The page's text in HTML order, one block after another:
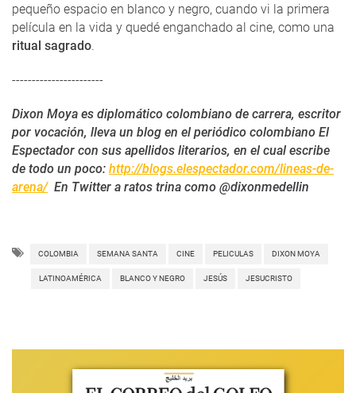
pequeño espacio en blanco y negro, cuando vi la primera
película en la vida y quedé enganchado al cine, como una
ritual sagrado.
-----------------------
Dixon Moya es diplomático colombiano de carrera, escritor
por vocación, lleva un blog en el periódico colombiano El
Espectador con sus apellidos literarios, en el cual escribe
de todo un poco: http://blogs.elespectador.com/lineas-de-
arena/En Twitter a ratos trina como @dixonmedellin
COLOMBIA SEMANA SANTA CINE PELICULAS DIXON MOYA
LATINOAMÉRICA BLANCO Y NEGRO JESÚS JESUCRISTO